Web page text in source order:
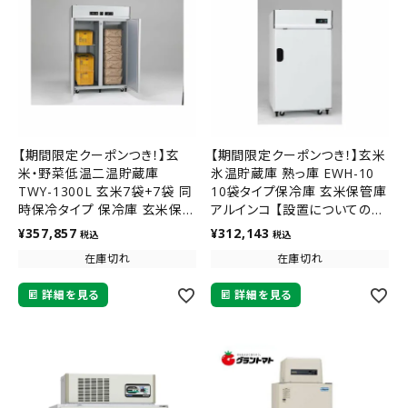
【期間限定クーポンつき！】玄
米・野菜低温二温貯蔵庫
TWY-1300L 玄米7袋+7袋 同
時保冷タイプ 保冷庫 玄米保管
庫 アルインコ 【設置について
のアンケートあり】【メーカー直
¥357,857 税込
在庫切れ
詳細を見る
【期間限定クーポンつき！】玄米
氷温貯蔵庫 熟っ庫 EWH-10
10袋タイプ保冷庫 玄米保管庫
アルインコ 【設置についてのア
ンケートあり】【メーカー直送】
¥312,143 税込
在庫切れ
詳細を見る